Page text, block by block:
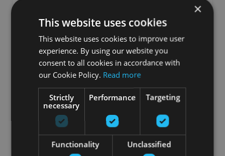
ROKU SMAGUMA MANŽETES 500 G (PĀRIS)
15.73€
pievienot grozam
×
This website uses cookies
This website uses cookies to improve user
experience. By using our website you
consent to all cookies in accordance with
our Cookie Policy. Read more
Strictly
necessary
Performance Targeting
Functionality Unclassified